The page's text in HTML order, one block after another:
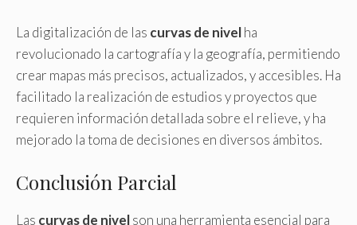
La digitalización de las curvas de nivelha
revolucionado la cartografía y la geografía, permitiendo
crear mapas más precisos, actualizados, y accesibles. Ha
facilitado la realización de estudios y proyectos que
requieren información detallada sobre el relieve, y ha
mejorado la toma de decisiones en diversos ámbitos.
Conclusión Parcial
Las curvas de nivelson una herramienta esencial para